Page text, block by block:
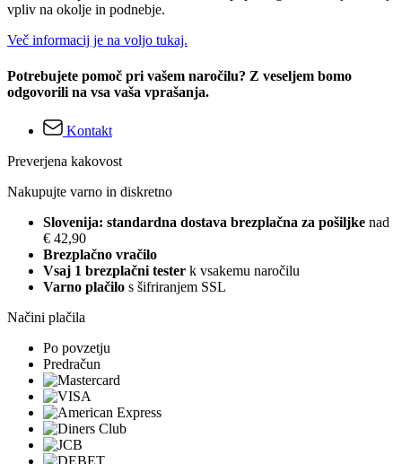
vpliv na okolje in podnebje.
Več informacij je na voljo tukaj.
Potrebujete pomoč pri vašem naročilu? Z veseljem bomo
odgovorili na vsa vaša vprašanja.
Kontakt
Preverjena kakovost
Nakupujte varno in diskretno
Slovenija: standardna dostava brezplačna za pošiljke nad
€ 42,90
Brezplačno vračilo
Vsaj 1 brezplačni tester k vsakemu naročilu
Varno plačilo s šifriranjem SSL
Načini plačila
Po povzetju
Predračun